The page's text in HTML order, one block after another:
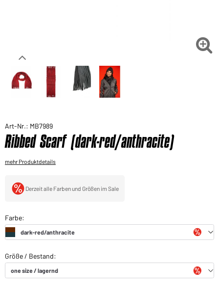

Art-Nr.: MB7989
Ribbed Scarf (dark-red/anthracite)
mehr Produktdetails
Derzeit alle Farben und Größen im Sale